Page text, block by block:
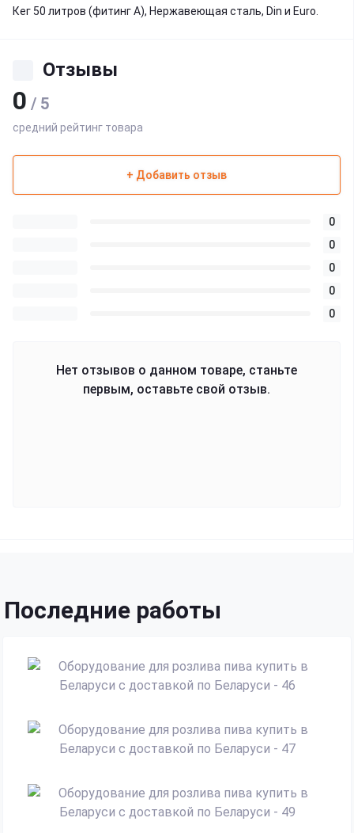
Кег 50 литров (фитинг A), Нержавеющая сталь, Din и Euro.
Отзывы
0 / 5
средний рейтинг товара
+ Добавить отзыв
0
0
0
0
0
Нет отзывов о данном товаре, станьте
первым, оставьте свой отзыв.
Последние работы